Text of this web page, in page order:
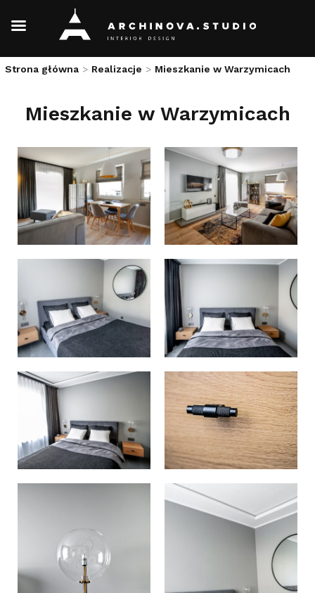
Skip
Strona główna > Realizacje > Mieszkanie w Warzymicach
Mieszkanie w Warzymicach